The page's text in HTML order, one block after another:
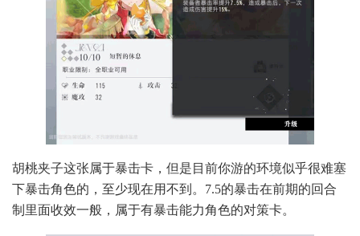
胡桃夹子这张属于暴击卡，但是目前你游的环境似乎很难塞
下暴击角色的，至少现在用不到。7.5的暴击在前期的回合
制里面收效一般，属于有暴击能力角色的对策卡。